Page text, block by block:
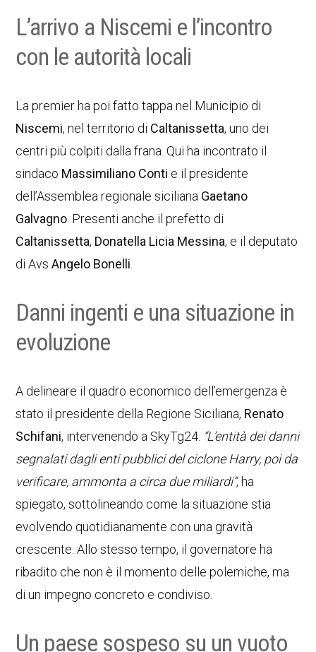
L’arrivo a Niscemi e l’incontro
con le autorità locali
La premier ha poi fatto tappa nel Municipio di
Niscemi, nel territorio di Caltanissetta, uno dei
centri più colpiti dalla frana. Qui ha incontrato il
sindaco Massimiliano Conti e il presidente
dell’Assemblea regionale siciliana Gaetano
Galvagno . Presenti anche il prefetto di
Caltanissetta, Donatella Licia Messina, e il deputato
di AvsAngelo Bonelli
Danni ingenti e una situazione in
evoluzione
A delineare il quadro economico dell’emergenza è
stato il presidente della Regione Siciliana, Renato
Schifani, intervenendo a SkyTg24. “L’entità dei danni
segnalati dagli enti pubblici del ciclone Harry, poi da
verificare, ammonta a circa due miliardi”, ha
spiegato, sottolineando come la situazione stia
evolvendo quotidianamente con una gravità
crescente. Allo stesso tempo, il governatore ha
ribadito che non è il momento delle polemiche, ma
di un impegno concreto e condiviso.
Un paese sospeso su un vuoto